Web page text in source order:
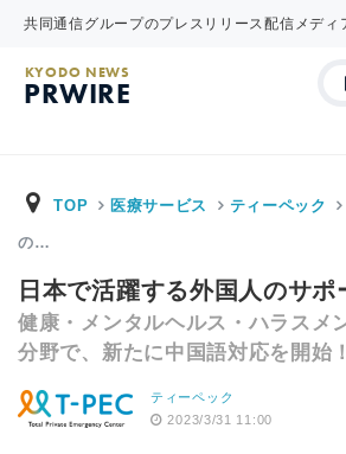
共同通信グループのプレスリリース配信メディ
KYODO NEWS
PRWIRE
TOP 医療サービス ティーペック
の…
日本で活躍する外国人のサポ
健康・メンタルヘルス・ハラスメ
分野で、新たに中国語対応を開始！
ティーペック
2023/3/31 11:00